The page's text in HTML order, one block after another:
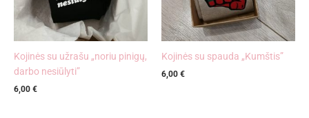
Kojinės su užrašu „noriu pinigų,
darbo nesiūlyti”
6,00 €
Kojinės su spauda „Kumštis”
6,00 €